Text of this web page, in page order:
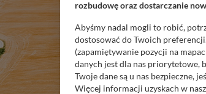
rozbudowę oraz dostarczanie
Abyśmy nadal mogli to robić,
dostosować do Twoich
(zapamiętywanie pozycji na
danych jest dla nas priorytetowe,
Twoje dane są u nas bezpieczne,
Więcej informacji uzyskach w